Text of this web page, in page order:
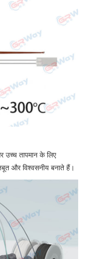
उच्च तापमान के लिए
और विश्वसनीय बनाते हैं।